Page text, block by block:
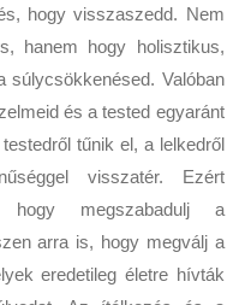
hogy visszaszedd. Nem
hanem hogy holisztikus,
súlycsökkenésed. Valóban
és a tested egyaránt
tűnik el, a lelkedről
visszatér. Ezért
hogy megszabadulj a
arra is, hogy megválj a
eredetileg életre hívták